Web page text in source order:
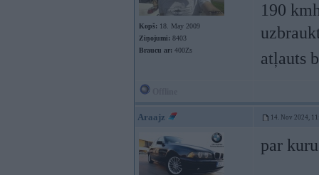
Kopš: 18. May 2009
Ziņojumi: 8403
Braucu ar: 400Zs
190
atļauts
Araajz 14. Nov 2024,
par